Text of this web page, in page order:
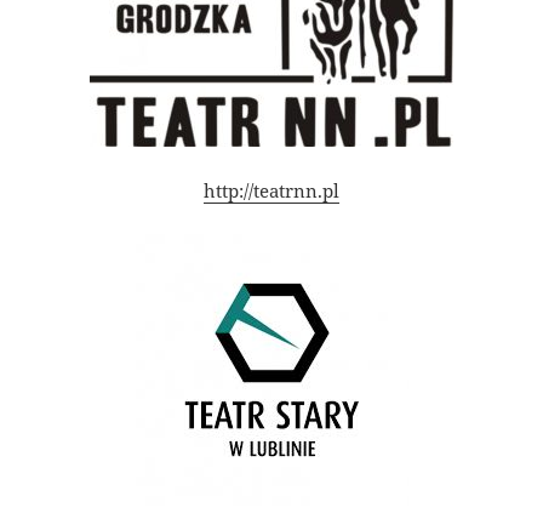
http://teatrnn.pl